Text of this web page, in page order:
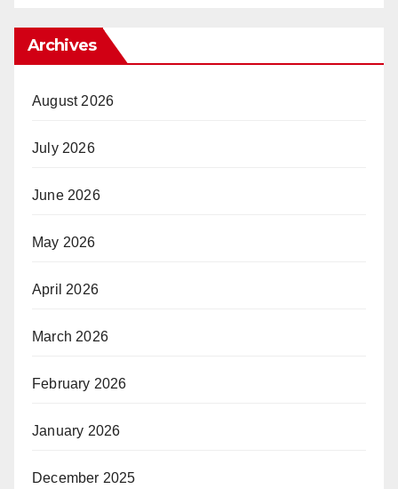
Archives
August 2026
July 2026
June 2026
May 2026
April 2026
March 2026
February 2026
January 2026
December 2025